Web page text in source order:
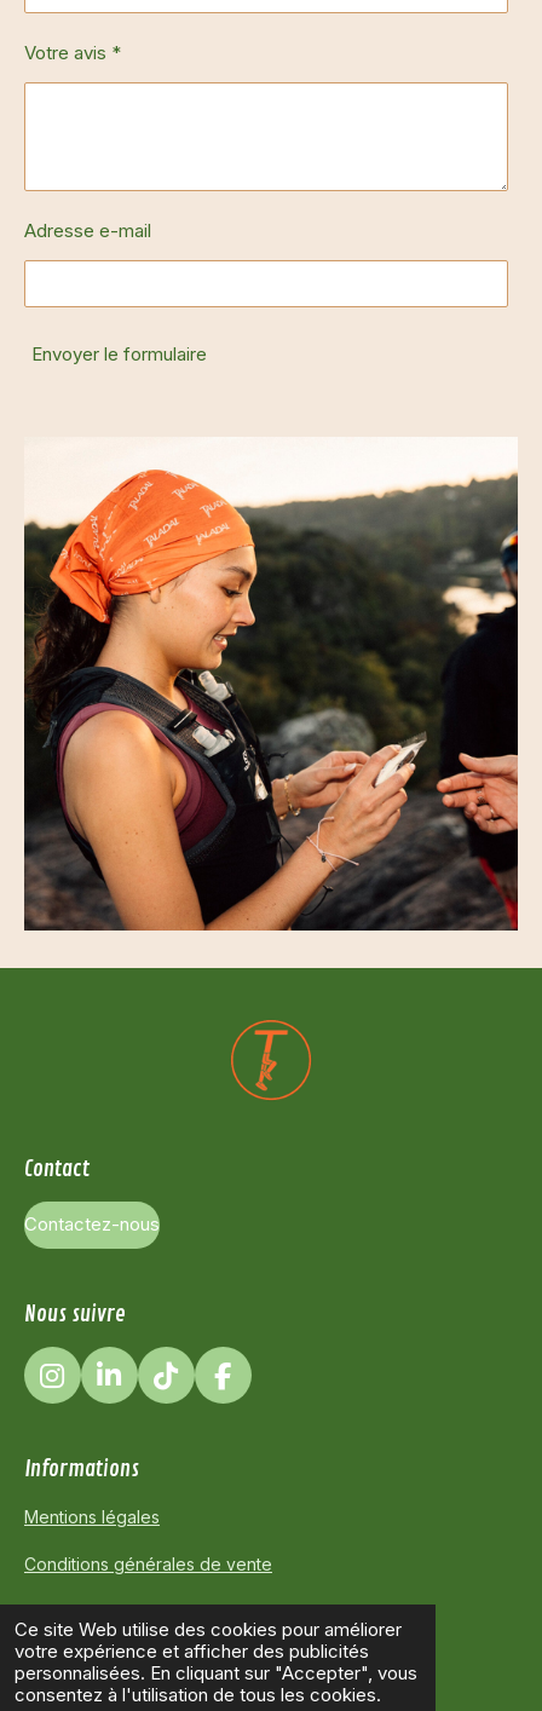
Ce site Web utilise des cookies pour améliorer
votre expérience et afficher des publicités
personnalisées. En cliquant sur "Accepter", vous
consentez à l'utilisation de tous les cookies.
Votre avis *
Adresse e-mail
Envoyer le formulaire
Contact
Contactez-nous
Nous suivre
I
n
t
g
a
m
L
i
k
d
n
T
i
F
a
k
Informations
Mentions légales
Conditions générales de vente
Politique de confidentialité
FAQ
© 2025 - 2026 TALADAL